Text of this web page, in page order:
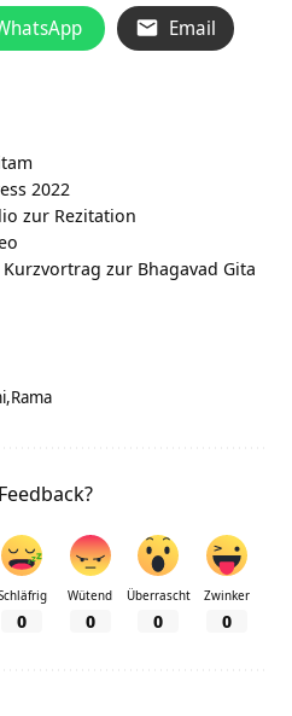
Email
2022
zur Rezitation
zur Bhagavad Gita
Rama
0
Wütend
0
Überrascht
0
Zwinker
0